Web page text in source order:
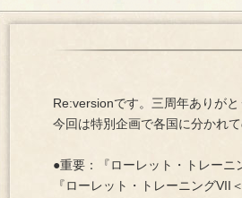
Re:versionです。三周年ありがと
今回は特別企画で各国に分かれ
●重要：『ローレット・トレーニ
『ローレット・トレーニングVII